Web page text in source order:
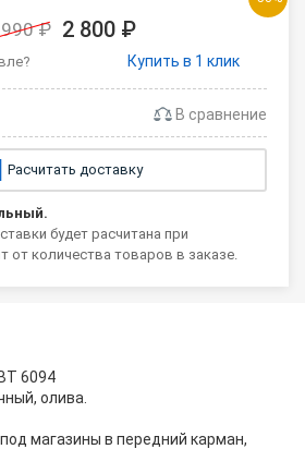
₽ 2 800 ₽
Купить в 1 клик
В сравнение
Расчитать доставку
будет расчитана при
от количества товаров в заказе.
6094
олива.
магазины в передний карман,